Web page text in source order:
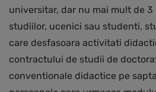
universitar, dar nu mai mult de
studiilor, ucenici sau studenti,
care desfasoara activitati
contractului de studii de
conventionale didactice pe